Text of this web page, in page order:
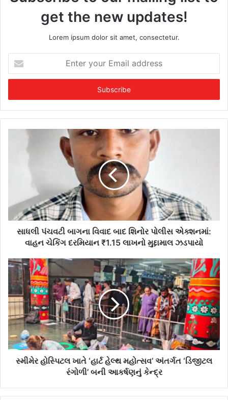
get the new updates!
Lorem ipsum dolor sit amet, consectetur.
t
r
y
a
d
s
s
સાધલી પંચવટી બાગના વિવાદ બાદ શિનોર પોલીસ એક્શનમાં:
વાહન ચેકિંગ દરમિયાન ₹1.15 લાખનો મુદ્દામાલ ઝડપાયો
સ્મીમેર હોસ્પિટલ ખાતે ‘હાર્ટ હેલ્થ મહોત્સવ’ અંતર્ગત ‘ડિજીટલ
રંગોળી’ બની આકર્ષણનું કેન્દ્ર